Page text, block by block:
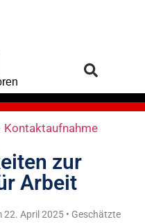
Kontaktaufnahme
zur
Arbeit
April 2025 • Geschätzte